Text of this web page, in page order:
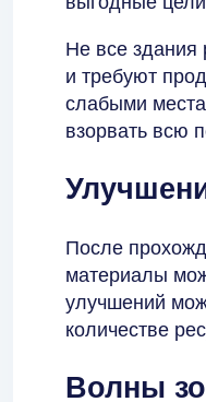
Не все здания
и требуют
слабыми
взорвать всю
После
материалы
улучшений
количестве
Волны